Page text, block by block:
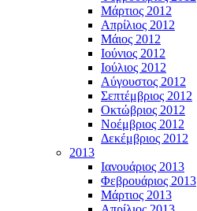
Μάρτιος 2012
Απρίλιος 2012
Μάιος 2012
Ιούνιος 2012
Ιούλιος 2012
Αύγουστος 2012
Σεπτέμβριος 2012
Οκτώβριος 2012
Νοέμβριος 2012
Δεκέμβριος 2012
2013
Ιανουάριος 2013
Φεβρουάριος 2013
Μάρτιος 2013